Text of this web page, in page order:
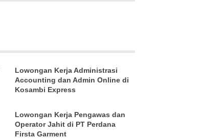
Lowongan Kerja Administrasi
Accounting dan Admin Online di
Kosambi Express
Lowongan Kerja Pengawas dan
Operator Jahit di PT Perdana
Firsta Garment